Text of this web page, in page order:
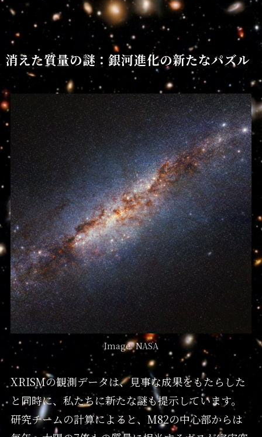
消えた質量の謎：銀河進化の新たなパズル
Image: NASA
XRISMの観測データは、見事な成果をもたらした
と同時に、私たちに新たな謎も提示しています。
研究チームの計算によると、M82の中心部からは